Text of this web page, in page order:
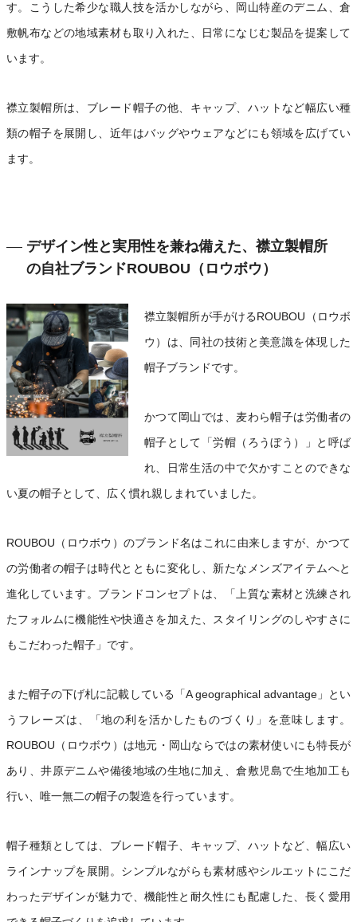
す。こうした希少な職人技を活かしながら、岡山特産のデニム、倉
敷帆布などの地域素材も取り入れた、日常になじむ製品を提案して
います。
襟立製帽所は、ブレード帽子の他、キャップ、ハットなど幅広い種
類の帽子を展開し、近年はバッグやウェアなどにも領域を広げてい
ます。
デザイン性と実用性を兼ね備えた、襟立製帽所
の自社ブランドROUBOU（ロウボウ）
襟立製帽所が手がけるROUBOU（ロウボ
ウ）は、同社の技術と美意識を体現した
帽子ブランドです。
かつて岡山では、麦わら帽子は労働者の
帽子として「労帽（ろうぼう）」と呼ば
れ、日常生活の中で欠かすことのできな
い夏の帽子として、広く慣れ親しまれていました。
ROUBOU（ロウボウ）のブランド名はこれに由来しますが、かつて
の労働者の帽子は時代とともに変化し、新たなメンズアイテムへと
進化しています。ブランドコンセプトは、「上質な素材と洗練され
たフォルムに機能性や快適さを加えた、スタイリングのしやすさに
もこだわった帽子」です。
また帽子の下げ札に記載している「A geographical advantage」とい
うフレーズは、「地の利を活かしたものづくり」を意味します。
ROUBOU（ロウボウ）は地元・岡山ならではの素材使いにも特長が
あり、井原デニムや備後地域の生地に加え、倉敷児島で生地加工も
行い、唯一無二の帽子の製造を行っています。
帽子種類としては、ブレード帽子、キャップ、ハットなど、幅広い
ラインナップを展開。シンプルながらも素材感やシルエットにこだ
わったデザインが魅力で、機能性と耐久性にも配慮した、長く愛用